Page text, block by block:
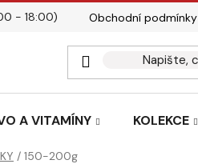
- 18:00) Obchodní podmínky
A VITAMÍNY KOLEKCE
/ 150-200g